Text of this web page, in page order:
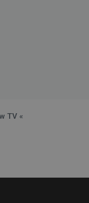
TV «